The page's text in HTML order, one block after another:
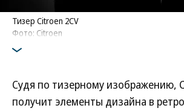
Тизер Citroen 2CV
Фото: Citroen
Судя по тизерному изображению,
получит элементы дизайна в